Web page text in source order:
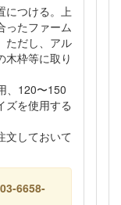
につける。上
ったファーム
ただし、アル
木枠等に取り
、120〜150
ズを使用する
文しておいて
6658-